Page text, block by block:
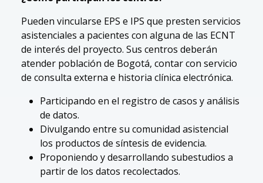
Pueden vincularse EPS e IPS que presten servicios
asistenciales a pacientes con alguna de las ECNT
de interés del proyecto. Sus centros deberán
atender población de Bogotá, contar con servicio
de consulta externa e historia clínica electrónica.
Participando en el registro de casos y análisis
de datos.
Divulgando entre su comunidad asistencial
los productos de síntesis de evidencia.
Proponiendo y desarrollando subestudios a
partir de los datos recolectados.